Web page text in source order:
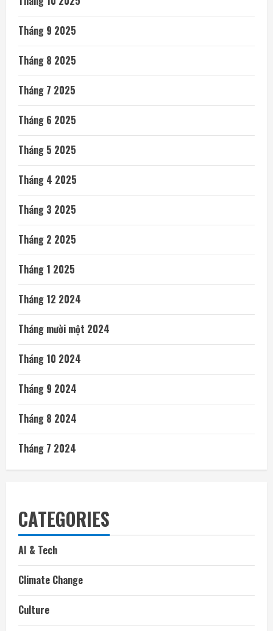
Tháng 9 2025
Tháng 8 2025
Tháng 7 2025
Tháng 6 2025
Tháng 5 2025
Tháng 4 2025
Tháng 3 2025
Tháng 2 2025
Tháng 1 2025
Tháng 12 2024
Tháng mười một 2024
Tháng 10 2024
Tháng 9 2024
Tháng 8 2024
Tháng 7 2024
CATEGORIES
AI & Tech
Climate Change
Culture